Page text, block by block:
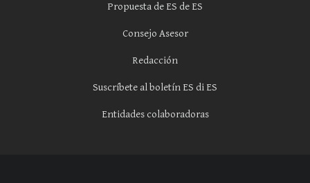
Propuesta de ES de ES
Consejo Asesor
Redacción
Suscríbete al boletín ES di ES
Entidades colaboradoras